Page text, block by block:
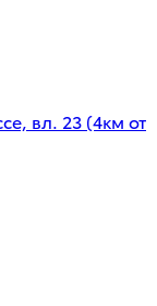
вл. 23 (4км от